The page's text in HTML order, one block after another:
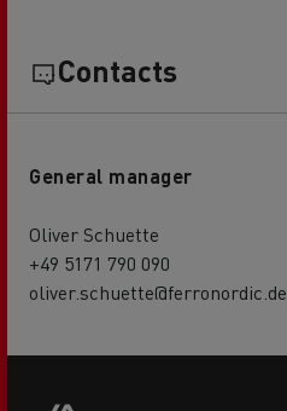
Contacts
General manager
Oliver Schuette
+49 5171 790 090
oliver.schuette@ferronordic.de